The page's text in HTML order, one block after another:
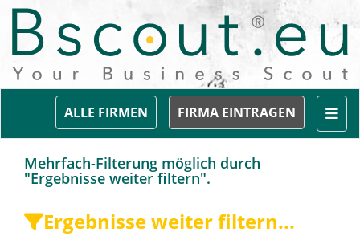
FIRMA EINTRAGEN
ALLE FIRMEN
Mehrfach-Filterung möglich durch
"Ergebnisse weiter filtern".
Ergebnisse weiter filtern...